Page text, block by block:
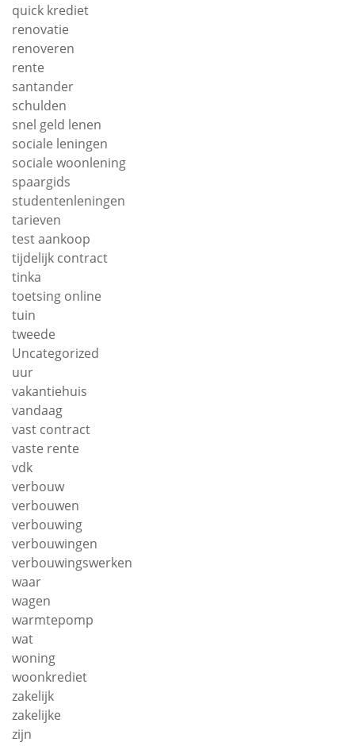
quick krediet
renovatie
renoveren
rente
santander
schulden
snel geld lenen
sociale leningen
sociale woonlening
spaargids
studentenleningen
tarieven
test aankoop
tijdelijk contract
tinka
toetsing online
tuin
tweede
Uncategorized
uur
vakantiehuis
vandaag
vast contract
vaste rente
vdk
verbouw
verbouwen
verbouwing
verbouwingen
verbouwingswerken
waar
wagen
warmtepomp
wat
woning
woonkrediet
zakelijk
zakelijke
zijn